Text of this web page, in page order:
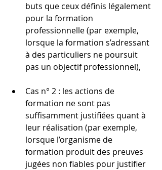
buts que ceux définis légalement
pour la formation
professionnelle (par exemple,
lorsque la formation s’adressant
à des particuliers ne poursuit
pas un objectif professionnel),
Cas n° 2 : les actions de
formation ne sont pas
suffisamment justifiées quant à
leur réalisation (par exemple,
lorsque l’organisme de
formation produit des preuves
jugées non fiables pour justifier